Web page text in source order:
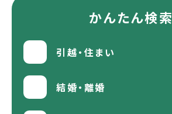
かんたん検索
引越・住まい
結婚・離婚